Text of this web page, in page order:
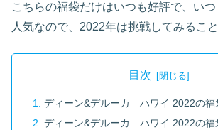
こちらの福袋だけはいつも好評で、いつ
人気なので、2022年は挑戦してみるこ
目次
ディーン&デルーカ ハワイ 2022の福
ディーン&デルーカ ハワイ 2022の